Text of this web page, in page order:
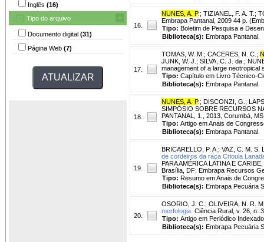
Inglês (16)
Tipo do arquivo
Documento digital (31)
Página Web (7)
16.
NUNES, A. P. ; TIZIANEL, F. A. T. ;
Embrapa Pantanal, 2009 44 p.
Tipo: Boletim de Pesquisa e
Biblioteca(s): Embrapa Pantanal.
17.
TOMAS, W. M. ; CACERES, N. C. ;
JUNK, W. J.; SILVA, C. J. da.;
management of a large neotropical
Tipo: Capítulo em Livro Técnico-
Biblioteca(s): Embrapa Pantanal.
18.
NUNES, A. P. ; DISCONZI, G. ;
SIMPÓSIO SOBRE RECURSOS
PANTANAL, 1., 2013, Corumbá,
Tipo: Artigo em Anais de
Biblioteca(s): Embrapa Pantanal.
19.
BRICARELLO, P. A. ; VAZ, C. M. S.
de cordeiros da raça Crioula
PARA AMÉRICA LATINA E
Brasília, DF: Embrapa Recursos
Tipo: Resumo em Anais de
Biblioteca(s): Embrapa Pecuária
20.
OSORIO, J. C. ; OLIVEIRA, N. R.
morfologia. Ciência Rural, v. 26, n.
Tipo: Artigo em Periódico Indexado
Biblioteca(s): Embrapa Pecuária